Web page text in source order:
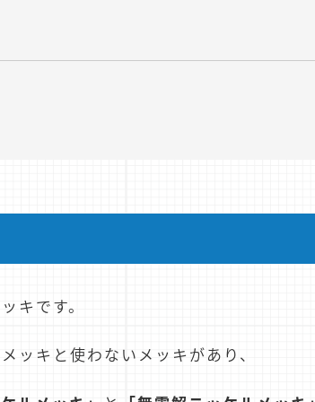
キです。
ッキと使わないメッキがあり、